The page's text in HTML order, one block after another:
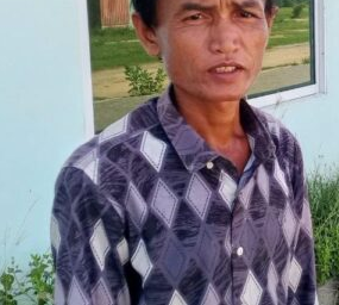
ាងសិស្សដទៃផងដែរ។ ភាពតានតឹងនេះមិនត្
ថិភាព។ បើតាមក្រសួងព័ត៌មាន មានវិធីសាស្ត្រ
ច្បាស់លាស់); សង្កេតរូបភាព (ក្លែងក្លាយ ឬ
១៨ ករណី ដែលថៃបានបង្កើតឡើង ដើម្បីបំភ្
សិស្សានុសិស្សនៅមិនទាន់អាចបំបាត់ក្ដីបារ
េយល់ថា ស្ថានការណ៍មិនសូវល្អ។ ផលប៉ះពា
េងក្រោយការផ្ទុះជម្លោះ។ ទោះបីជាប្រឈមនឹង
កឱ្យប្រឈមគ្រោះថ្នាក់ដោយគ្មានការការព
រលួងលោមផ្លូវចិត្តរបស់គាត់»។ នៅរង្វង់មូលស្
គាត់នៅតែមានអាការភ័យខ្លាច។ ប៉ុន្តែពេល
ន រាងភ័យដែរ ឱ្យតែឮអីអត់បានទេ ដល់ឥឡូវគាត់